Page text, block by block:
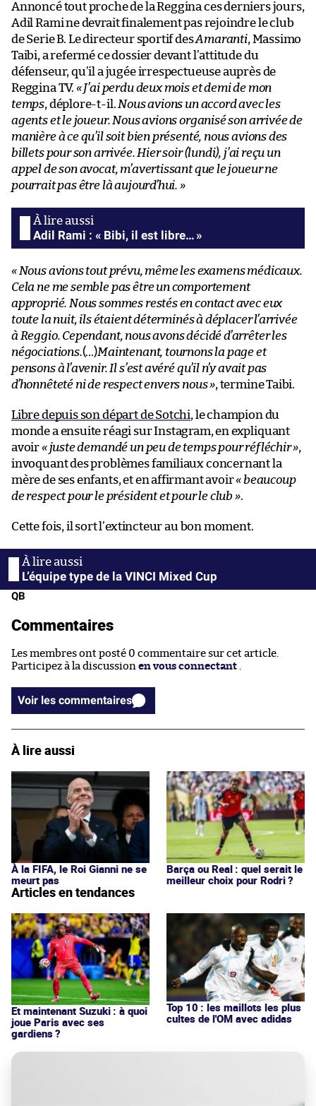
Annoncé tout proche de la Reggina ces derniers jours,
Adil Rami ne devrait finalement pas rejoindre le club
de Serie B. Le directeur sportif desAmaranti, Massimo
Taibi, a refermé ce dossier devant l’attitude du
défenseur, qu’il a jugée irrespectueuse auprès de
Reggina TV. « J’ai perdu deux mois et demi de mon
temps, déplore-t-il. Nous avions un accord avec les
agents et le joueur. Nous avions organisé son arrivée de
manière à ce qu’il soit bien présenté, nous avions des
billets pour son arrivée. Hier soir (lundi), j’ai reçu un
appel de son avocat, m’avertissant que le joueur ne
pourrait pas être là aujourd’hui. »
Adil Rami : « Bibi, il est libre… »
« Nous avions tout prévu, même les examens médicaux.
Cela ne me semble pas être un comportement
approprié. Nous sommes restés en contact avec eux
toute la nuit, ils étaient déterminés à déplacer l’arrivée
à Reggio. Cependant, nous avons décidé d’arrêter les
négociations.(…)Maintenant, tournons la page et
pensons à l’avenir. Il s’est avéré qu’il n’y avait pas
d’honnêteté ni de respect envers nous », termine Taibi.
Libre depuis son départ de Sotchi, le champion du
monde a ensuite réagi sur Instagram, en expliquant
avoir« juste demandé un peu de temps pour réfléchir »,
invoquant des problèmes familiaux concernant la
mère de ses enfants, et en affirmant avoir« beaucoup
de respect pour le président et pour le club ».
Cette fois, il sort l’extincteur au bon moment.
L’équipe type de la VINCI Mixed Cup
QB
Commentaires
Les membres ont posté 0 commentaire sur cet article.
Participez à la discussion en vous connectant .
Voir les commentaires
À lire aussi
À la FIFA, le Roi Gianni ne se
meurt pas
Barça ou Real : quel serait le
meilleur choix pour Rodri ?
Articles en tendances
Et maintenant Suzuki : à quoi
joue Paris avec ses
gardiens ?
Top 10 : les maillots les plus
cultes de l'OM avec adidas